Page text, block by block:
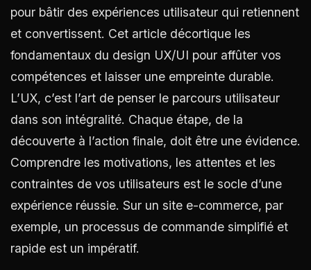
pour bâtir des expériences utilisateur qui retiennent
et convertissent. Cet article décortique les
fondamentaux du design UX/UI pour affûter vos
compétences et laisser une empreinte durable.
L’UX, c’est l’art de penser le parcours utilisateur
dans son intégralité. Chaque étape, de la
découverte à l’action finale, doit être une évidence.
Comprendre les motivations, les attentes et les
contraintes de vos utilisateurs est le socle d’une
expérience réussie. Sur un site e-commerce, par
exemple, un processus de commande simplifié et
rapide est un impératif.